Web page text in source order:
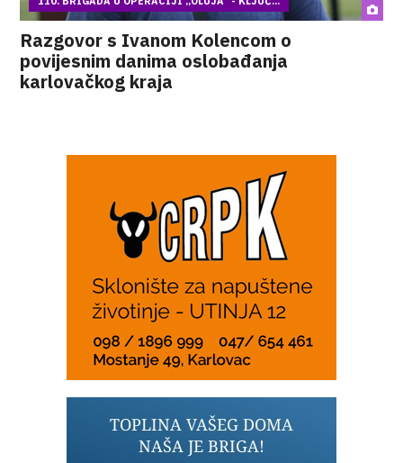
Razgovor s Ivanom Kolencom o
povijesnim danima oslobađanja
karlovačkog kraja